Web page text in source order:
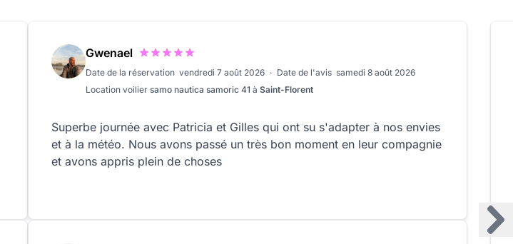
Gwenael
Date de la réservation vendredi 7 août 2026 · Date de l'avis samedi 8 août 2026
Location voilier samo nautica samoric 41 à Saint-Florent
Superbe journée avec Patricia et Gilles qui ont su s'adapter à nos envies
et à la météo. Nous avons passé un très bon moment en leur compagnie
et avons appris plein de choses